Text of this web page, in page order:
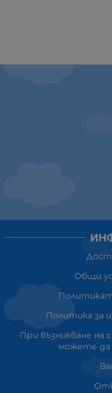
Общи
Политика за
При възникване на
можете да